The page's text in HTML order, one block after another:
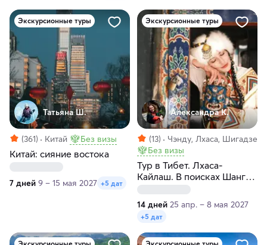
Экскурсионные туры
Татьяна Ш.
(361) Китай Без визы
Китай: сияние востока
7 дней 9 – 15 мая 2027 +5 дат
Экскурсионные туры
Александра К.
(13)
Чэнду, Лхаса, Шигадзе
Без визы
Тур в Тибет. Лхаса-
Кайлаш. В поисках Шангри
14 дней 25 апр. – 8 мая 2027
+5 дат